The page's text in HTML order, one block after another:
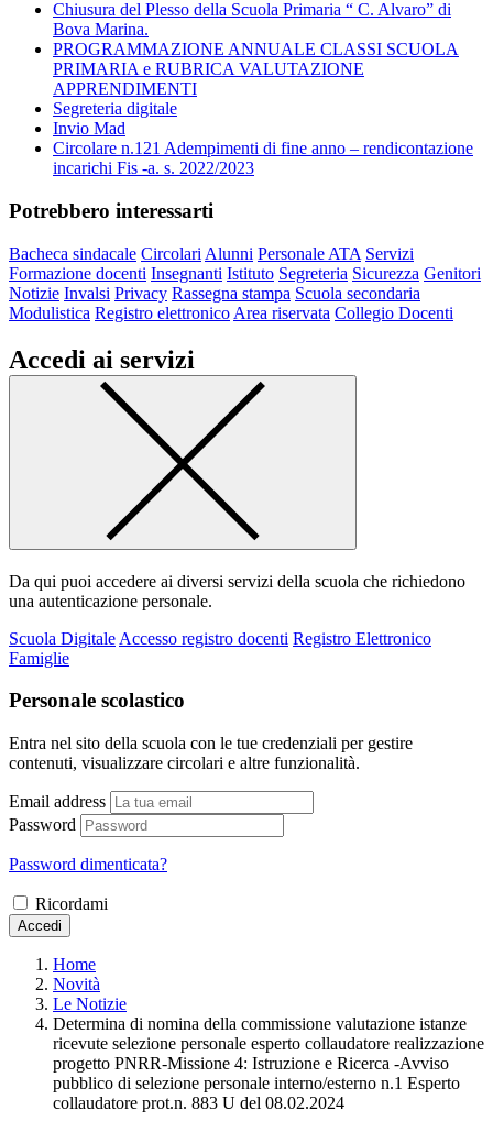
Chiusura del Plesso della Scuola Primaria “ C. Alvaro” di
Bova Marina.
PROGRAMMAZIONE ANNUALE CLASSI SCUOLA
PRIMARIA e RUBRICA VALUTAZIONE
APPRENDIMENTI
Segreteria digitale
Invio Mad
Circolare n.121 Adempimenti di fine anno – rendicontazione
incarichi Fis -a. s. 2022/2023
Potrebbero interessarti
Bacheca sindacale Circolari Alunni Personale ATA Servizi
Formazione docenti Insegnanti Istituto Segreteria Sicurezza Genitori
Notizie Invalsi Privacy Rassegna stampa Scuola secondaria
Modulistica Registro elettronico Area riservata Collegio Docenti
Accedi ai servizi
Da qui puoi accedere ai diversi servizi della scuola che richiedono
una autenticazione personale.
Scuola Digitale Accesso registro docenti Registro Elettronico
Famiglie
Personale scolastico
Entra nel sito della scuola con le tue credenziali per gestire
contenuti, visualizzare circolari e altre funzionalità.
Email address
Password
Password dimenticata?
Ricordami
Accedi
Home
Novità
Le Notizie
Determina di nomina della commissione valutazione istanze
ricevute selezione personale esperto collaudatore realizzazione
progetto PNRR-Missione 4: Istruzione e Ricerca -Avviso
pubblico di selezione personale interno/esterno n.1 Esperto
collaudatore prot.n. 883 U del 08.02.2024